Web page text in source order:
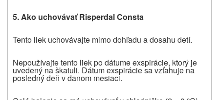
5.Ako uchovávať Risperdal Consta
Tento liek uchovávajte mimo dohľadu a dosahu detí.
Nepoužívajte tento liek po dátume exspirácie, ktorý je
uvedený na škatuli. Dátum exspirácie sa vzťahuje na
posledný deň v danom mesiaci.